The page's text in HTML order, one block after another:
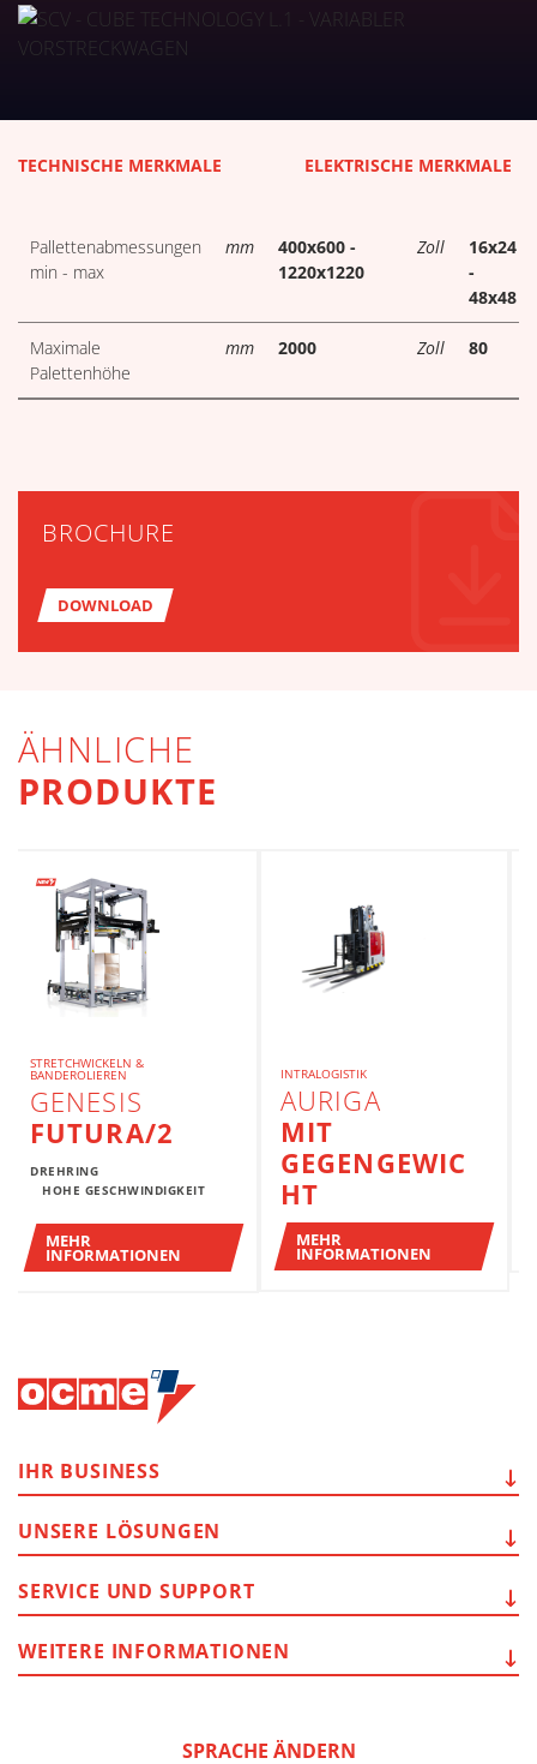
TECHNISCHE TABELLEN
TECHNISCHE MERKMALE ELEKTRISCHE MERKMALE
Pallettenabmessungen
min - max
mm
400x600 -
1220x1220
Zoll
16x24
-
48x48
Maximale
Palettenhöhe
mm 2000 Zoll 80
BROCHURE
DOWNLOAD
ÄHNLICHE
PRODUKTE
STRETCHWICKELN &
BANDEROLIEREN
GENESIS
FUTURA/2
DREHRING
HOHE GESCHWINDIGKEIT
MEHR
INFORMATIONEN
INTRALOGISTIK
AURIGA
MIT
GEGENGEWIC
HT
MEHR
INFORMATIONEN
SPRACHE ÄNDERN
IHR BUSINESS
UNSERE LÖSUNGEN
SERVICE UND SUPPORT
WEITERE INFORMATIONEN